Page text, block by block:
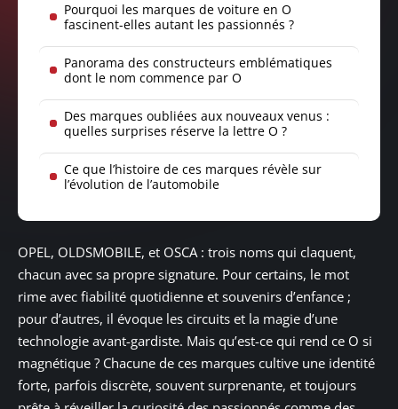
Pourquoi les marques de voiture en O
fascinent-elles autant les passionnés ?
Panorama des constructeurs emblématiques
dont le nom commence par O
Des marques oubliées aux nouveaux venus :
quelles surprises réserve la lettre O ?
Ce que l’histoire de ces marques révèle sur
l’évolution de l’automobile
OPEL, OLDSMOBILE, et OSCA : trois noms qui claquent,
chacun avec sa propre signature. Pour certains, le mot
rime avec fiabilité quotidienne et souvenirs d’enfance ;
pour d’autres, il évoque les circuits et la magie d’une
technologie avant-gardiste. Mais qu’est-ce qui rend ce O si
magnétique ? Chacune de ces marques cultive une identité
forte, parfois discrète, souvent surprenante, et toujours